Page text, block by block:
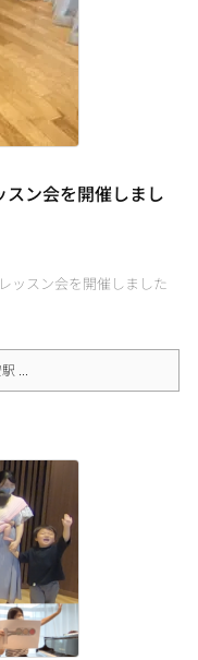
ン会を開催しまし
ッスン会を開催しました
...